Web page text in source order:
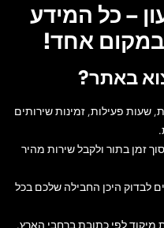
– כל המידע
אחד!
באתר?
שעות פעילות, זמינות שירותים
זמן בתור ולקבל שירות מהיר
לבדוק היכן החבילה שלכם בכל
מיקוד לפי כתובת ברחבי הארץ.